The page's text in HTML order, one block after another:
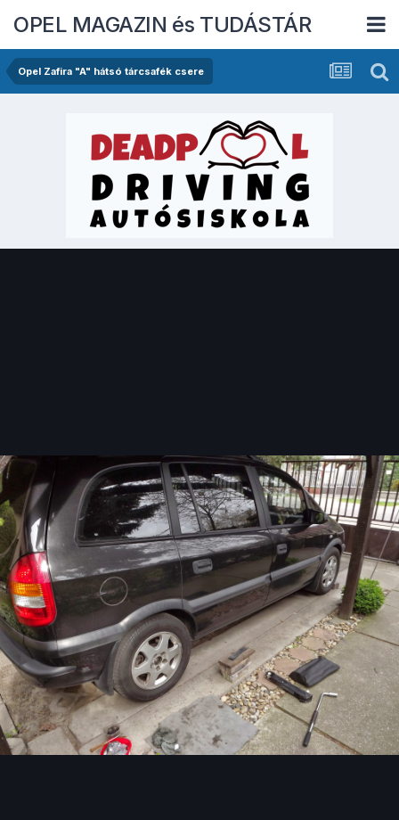
OPEL MAGAZIN és TUDÁSTÁR
Opel Zafira "A" hátsó tárcsafék csere